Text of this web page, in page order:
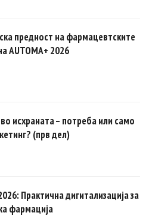
предност на фармацевтските
AUTOMA+ 2026
исхраната – потреба или само
(прв дел)
Практична дигитализација за
фармација